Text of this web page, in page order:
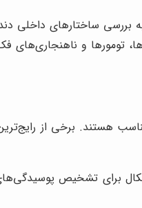
بررسی ساختارهای داخلی
تومورها و ناهنجاری‌های
هستند. برخی از رایج‌ترین
برای تشخیص